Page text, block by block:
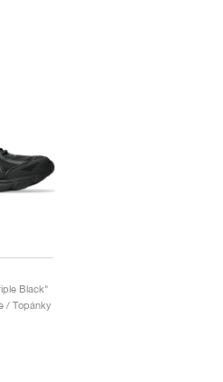
Black"
/ Topánky